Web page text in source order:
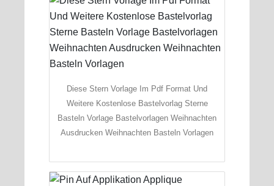
Diese Stern Vorlage Im Pdf Format Und
Weitere Kostenlose Bastelvorlag Sterne
Basteln Vorlage Bastelvorlagen Weihnachten
Ausdrucken Weihnachten Basteln Vorlagen